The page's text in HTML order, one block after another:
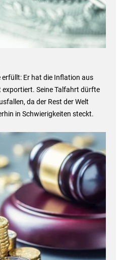
erfüllt: Er hat die Inflation aus
exportiert. Seine Talfahrt dürfte
da der Rest der Welt
in Schwierigkeiten steckt.